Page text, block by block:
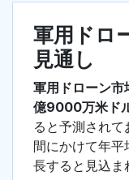
軍用ドロ
見通し
軍用ドローン市
億9000万米ド
ると予測され
間にかけて年平
長すると見込ま